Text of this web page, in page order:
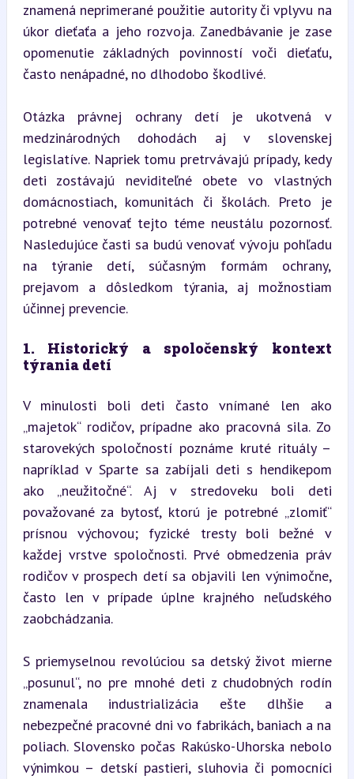
znamená neprimerané použitie autority či vplyvu na
úkor dieťaťa a jeho rozvoja. Zanedbávanie je zase
opomenutie základných povinností voči dieťaťu,
často nenápadné, no dlhodobo škodlivé.
Otázka právnej ochrany detí je ukotvená v
medzinárodných dohodách aj v slovenskej
legislatíve. Napriek tomu pretrvávajú prípady, kedy
deti zostávajú neviditeľné obete vo vlastných
domácnostiach, komunitách či školách. Preto je
potrebné venovať tejto téme neustálu pozornosť.
Nasledujúce časti sa budú venovať vývoju pohľadu
na týranie detí, súčasným formám ochrany,
prejavom a dôsledkom týrania, aj možnostiam
účinnej prevencie.
1. Historický a spoločenský kontext
týrania detí
V minulosti boli deti často vnímané len ako
„majetok“ rodičov, prípadne ako pracovná sila. Zo
starovekých spoločností poznáme kruté rituály –
napríklad v Sparte sa zabíjali deti s hendikepom
ako „neužitočné“. Aj v stredoveku boli deti
považované za bytosť, ktorú je potrebné „zlomiť“
prísnou výchovou; fyzické tresty boli bežné v
každej vrstve spoločnosti. Prvé obmedzenia práv
rodičov v prospech detí sa objavili len výnimočne,
často len v prípade úplne krajného neľudského
zaobchádzania.
S priemyselnou revolúciou sa detský život mierne
„posunul“, no pre mnohé deti z chudobných rodín
znamenala industrializácia ešte dlhšie a
nebezpečné pracovné dni vo fabrikách, baniach a na
poliach. Slovensko počas Rakúsko-Uhorska nebolo
výnimkou – detskí pastieri, sluhovia či pomocníci